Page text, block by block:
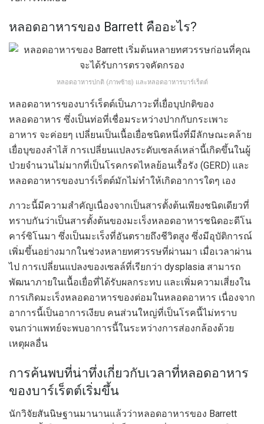
หลอดอาหารของ Barrett คืออะไร?
หลอดอาหารปกติ (ภาพซ้าย) และหลอดอาหารบาร์เร็ตต์
หลอดอาหารของบาร์เร็ตต์เป็นภาวะที่เยื่อบุปกติของ
หลอดอาหาร ซึ่งเป็นท่อที่เชื่อมระหว่างปากกับกระเพาะ
อาหาร จะค่อยๆ เปลี่ยนเป็นเนื้อเยื่อชนิดหนึ่งที่มีลักษณะคล้าย
เยื่อบุของลำไส้ การเปลี่ยนแปลงระดับเซลล์เหล่านี้เกิดขึ้นในผู้
ป่วยจำนวนไม่มากที่เป็นโรคกรดไหลย้อนเรื้อรัง (GERD) และ
หลอดอาหารของบาร์เร็ตต์มักไม่ทำให้เกิดอาการใดๆ เอง
ภาวะนี้มีความสำคัญเนื่องจากเป็นสารตั้งต้นเพียงชนิดเดียวที่
ทราบกันว่าเป็นสารตั้งต้นของมะเร็งหลอดอาหารชนิดอะดีโน
คาร์ซิโนมา ซึ่งเป็นมะเร็งที่อันตรายถึงชีวิตสูง ซึ่งมีอุบัติการณ์
เพิ่มขึ้นอย่างมากในช่วงหลายทศวรรษที่ผ่านมา เมื่อเวลาผ่าน
ไป การเปลี่ยนแปลงของเซลล์ที่เรียกว่า dysplasia สามารถ
พัฒนาภายในเนื้อเยื่อที่ได้รับผลกระทบ และเพิ่มความเสี่ยงใน
การเกิดมะเร็งหลอดอาหารของต่อมในหลอดอาหาร เนื่องจาก
อาการนี้เป็นอาการเงียบ คนส่วนใหญ่ที่เป็นโรคนี้ไม่ทราบ
จนกว่าแพทย์จะพบอาการนี้ในระหว่างการส่องกล้องด้วย
เหตุผลอื่น
การค้นพบที่น่าทึ่งเกี่ยวกับเวลาที่หลอดอาหาร
ของบาร์เร็ตต์เริ่มขึ้น
นักวิจัยสันนิษฐานมานานแล้วว่าหลอดอาหารของ Barrett